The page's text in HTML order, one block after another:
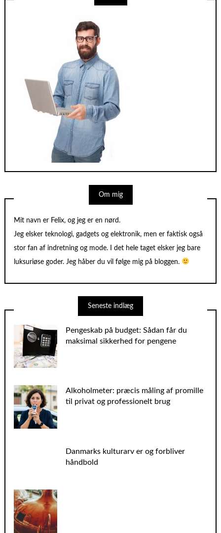
Om mig
Mit navn er Felix, og jeg er en nørd.
Jeg elsker teknologi, gadgets og elektronik, men er faktisk også
stor fan af indretning og mode. I det hele taget elsker jeg bare
luksuriøse goder. Jeg håber du vil følge mig på bloggen.
Seneste indlæg
Pengeskab på budget: Sådan får du
maksimal sikkerhed for pengene
Alkoholmeter: præcis måling af promille
til privat og professionelt brug
Danmarks kulturarv er og forbliver
håndbold